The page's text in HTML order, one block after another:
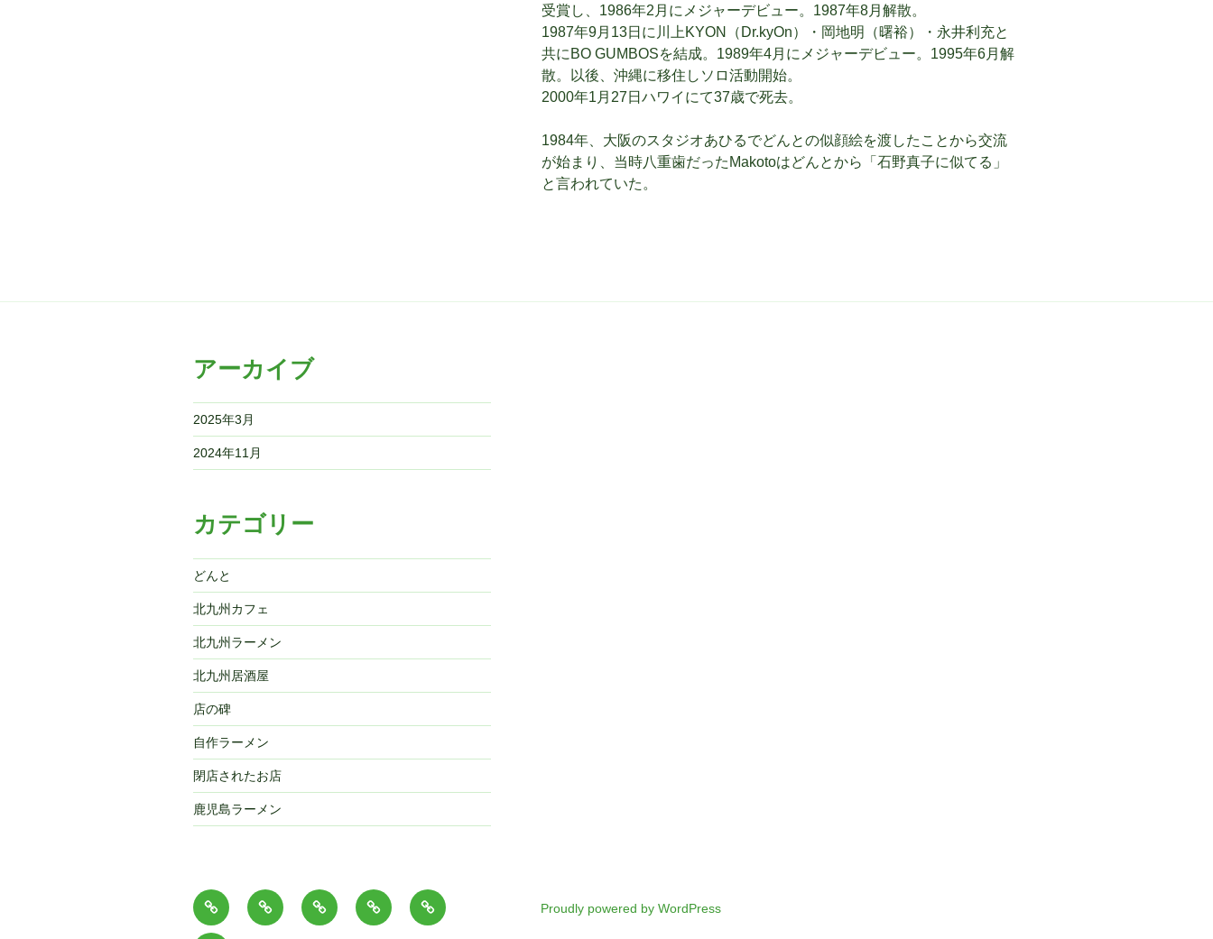
受賞し、1986年2月にメジャーデビュー。1987年8月解散。
1987年9月13日に川上KYON（Dr.kyOn）・岡地明（曙裕）・永井利充と
共にBO GUMBOSを結成。1989年4月にメジャーデビュー。1995年6月解
散。以後、沖縄に移住しソロ活動開始。
2000年1月27日ハワイにて37歳で死去。
1984年、大阪のスタジオあひるでどんとの似顔絵を渡したことから交流
が始まり、当時八重歯だったMakotoはどんとから「石野真子に似てる」
と言われていた。
アーカイブ
2025年3月
2024年11月
カテゴリー
どんと
北九州カフェ
北九州ラーメン
北九州居酒屋
店の碑
自作ラーメン
閉店されたお店
鹿児島ラーメン
ホ
ー
ま
こ
Makoto
プ
ら
ー
ど
ん
Proudly powered by WordPress